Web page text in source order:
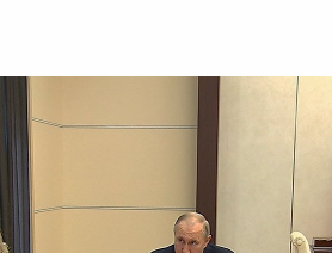
нерабочих дней